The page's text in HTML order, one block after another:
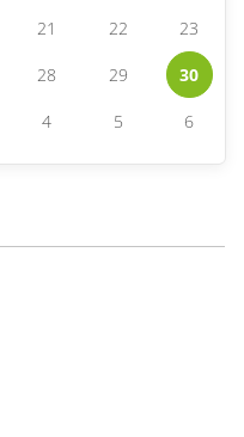
21 22 23
28 29 30
4 5 6